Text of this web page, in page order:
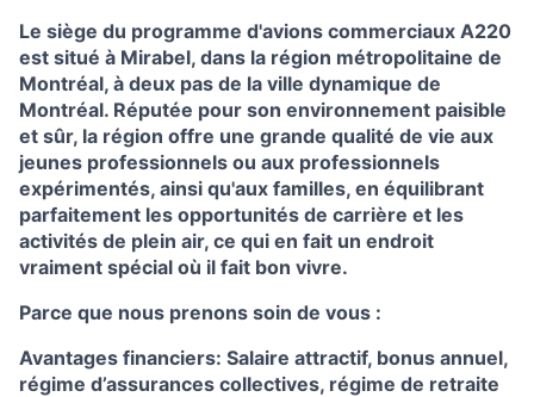
Le siège du programme d'avions commerciaux A220
est situé à Mirabel, dans la région métropolitaine de
Montréal, à deux pas de la ville dynamique de
Montréal. Réputée pour son environnement paisible
et sûr, la région offre une grande qualité de vie aux
jeunes professionnels ou aux professionnels
expérimentés, ainsi qu'aux familles, en équilibrant
parfaitement les opportunités de carrière et les
activités de plein air, ce qui en fait un endroit
vraiment spécial où il fait bon vivre.
Parce que nous prenons soin de vous :
Avantages financiers: Salaire attractif, bonus annuel,
régime d’assurances collectives, régime de retraite